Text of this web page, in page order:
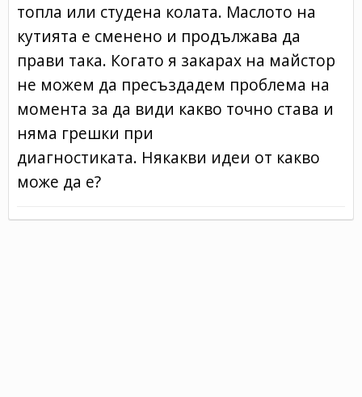
топла или студена колата. Маслото на
кутията е сменено и продължава да
прави така. Когато я закарах на майстор
не можем да пресъздадем проблема на
момента за да види какво точно става и
няма грешки при
диагностиката. Някакви идеи от какво
може да е?